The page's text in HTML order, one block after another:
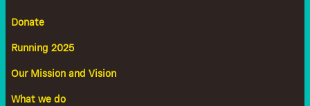
Donate
Running 2025
Our Mission and Vision
What we do